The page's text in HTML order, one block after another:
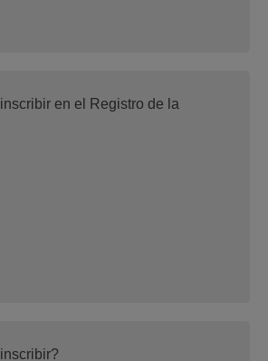
en el Registro de la